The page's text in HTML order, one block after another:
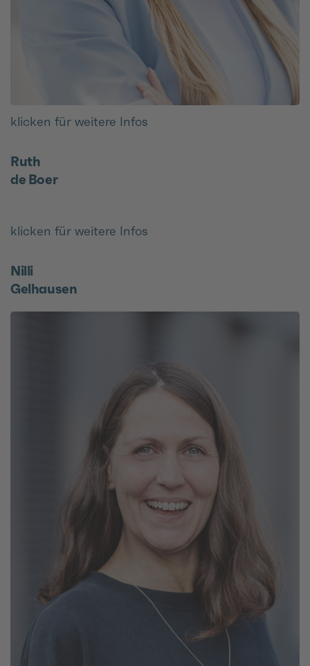
klicken für weitere Infos
Ruth
de Boer
klicken für weitere Infos
Nilli
Gelhausen